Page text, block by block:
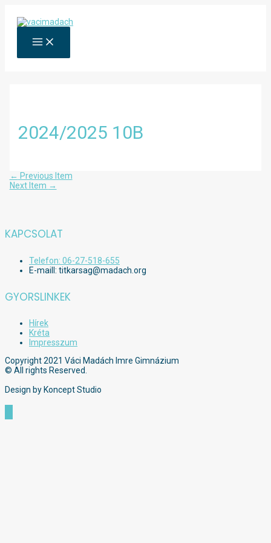
content
MAIN
MENU
2024/2025 10B
Bejegyzés
navigáció
← Previous Item
Next Item →
KAPCSOLAT
Telefon: 06-27-518-655
E-maill: titkarsag@madach.org
GYORSLINKEK
Hírek
Kréta
Impresszum
Copyright 2021 Váci Madách Imre Gimnázium
© All rights Reserved.
Design by Koncept Studio
Scroll
to